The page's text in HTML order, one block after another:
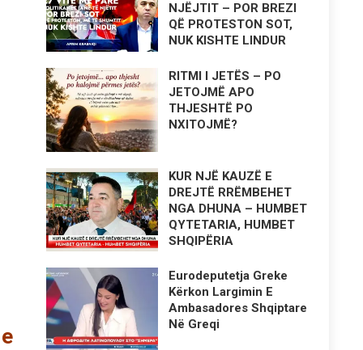
NJËJTIT – POR BREZI
QË PROTESTON SOT,
NUK KISHTE LINDUR
RITMI I JETËS – PO
JETOJMË APO
THJESHTË PO
NXITOJMË?
KUR NJË KAUZË E
DREJTË RRËMBEHET
NGA DHUNA – HUMBET
QYTETARIA, HUMBET
SHQIPËRIA
Eurodeputetja Greke
Kërkon Largimin E
Ambasadores Shqiptare
Në Greqi